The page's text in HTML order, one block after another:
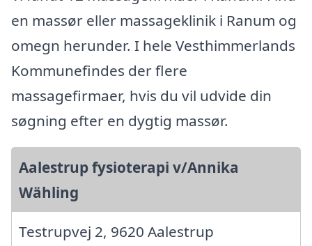
en massør eller massageklinik i Ranum og
omegn herunder. I hele Vesthimmerlands
Kommunefindes der flere
massagefirmaer, hvis du vil udvide din
søgning efter en dygtig massør.
Aalestrup fysioterapi v/Annika
Wähling
Testrupvej 2, 9620 Aalestrup